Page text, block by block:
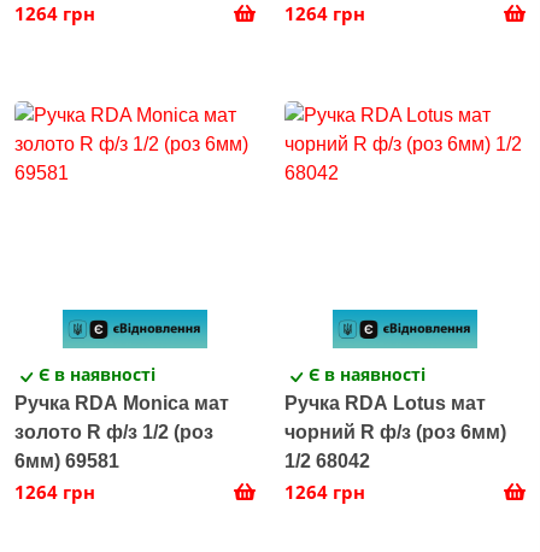
1264 грн 1264 грн
Є в наявності
Ручка RDA Monica мат
золото R ф/з 1/2 (роз
6мм) 69581
1264 грн
Є в наявності
Ручка RDA Lotus мат
чорний R ф/з (роз 6мм)
1/2 68042
1264 грн